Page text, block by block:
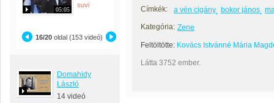
05:05
suvi
16/20 oldal (153 videó)
Domahidy
László
14 videó
Címkék: a vén cigány bokor jános
Kategória: Zene
Feltöltötte: Kovács Istvánné Mária
Látta 3752 ember.